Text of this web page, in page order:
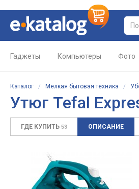
Гаджеты Компьютеры Фото
Каталог / Мелкая бытовая техника /
Утюг Tefal
ГДЕ КУПИТЬ 53 ОПИСАНИЕ